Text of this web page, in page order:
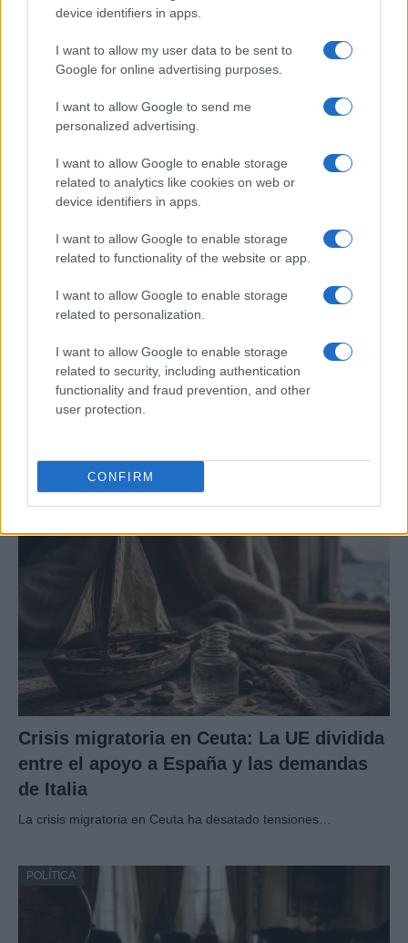
device identifiers in apps.
I want to allow my user data to be sent to
Google for online advertising purposes.
I want to allow Google to send me
personalized advertising.
I want to allow Google to enable storage
related to analytics like cookies on web or
device identifiers in apps.
I want to allow Google to enable storage
related to functionality of the website or app.
I want to allow Google to enable storage
related to personalization.
I want to allow Google to enable storage
related to security, including authentication
functionality and fraud prevention, and other
user protection.
CONFIRM
El impacto de la iniciativa de Gabriel
Rufián en el panorama político español
Gabriel Rufián ha logrado captar la atención mediática…
POLÍTICA
Cómo la política exterior de Trump está
transformando las posturas de los
Los influencers del movimiento MAGA están revisando sus…
Crisis migratoria en Ceuta: La UE dividida
entre el apoyo a España y las demandas
de Italia
La crisis migratoria en Ceuta ha desatado tensiones…
POLÍTICA